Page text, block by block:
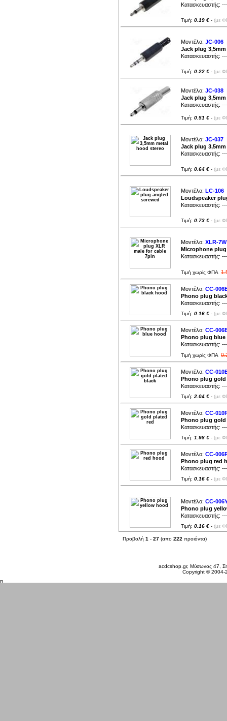
Κατασκευαστής:
Τιμή: 0.19 € - (με
Μοντέλο: JC-006
Jack plug
Κατασκευαστής:
Τιμή: 0.22 € - (με
Μοντέλο: JC-038
Jack plug
Κατασκευαστής:
Τιμή: 0.51 € - (με
Μοντέλο: JC-037
Jack plug
Κατασκευαστής:
Τιμή: 0.64 € - (με
Μοντέλο: LC-106
Loudspeaker
Κατασκευαστής:
Τιμή: 0.73 € - (με
Μοντέλο: XLR-7W
Microphone
Κατασκευαστής:
Τιμή χωρίς ΦΠΑ
Μοντέλο: CC-
Phono plug
Κατασκευαστής:
Τιμή: 0.16 € - (με
Μοντέλο: CC-
Phono plug blue
Κατασκευαστής:
Τιμή χωρίς ΦΠΑ
Μοντέλο: CC-
Phono plug gold
Κατασκευαστής:
Τιμή: 2.04 € - (με
Μοντέλο: CC-
Phono plug gold
Κατασκευαστής:
Τιμή: 1.98 € - (με
Μοντέλο: CC-
Phono plug red
Κατασκευαστής:
Τιμή: 0.16 € - (με
Μοντέλο: CC-
Phono plug
Κατασκευαστής:
Τιμή: 0.16 € - (με
Προβολή 1 - 27 (απο 222 προιόντα)
acdcshop.gr, Μύσωνος 47,
Copyright ©